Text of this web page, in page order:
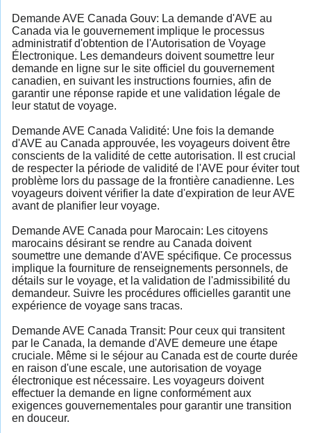
Demande AVE Canada Gouv: La demande d'AVE au
Canada via le gouvernement implique le processus
administratif d'obtention de l'Autorisation de Voyage
Électronique. Les demandeurs doivent soumettre leur
demande en ligne sur le site officiel du gouvernement
canadien, en suivant les instructions fournies, afin de
garantir une réponse rapide et une validation légale de
leur statut de voyage.
Demande AVE Canada Validité: Une fois la demande
d'AVE au Canada approuvée, les voyageurs doivent être
conscients de la validité de cette autorisation. Il est crucial
de respecter la période de validité de l'AVE pour éviter tout
problème lors du passage de la frontière canadienne. Les
voyageurs doivent vérifier la date d'expiration de leur AVE
avant de planifier leur voyage.
Demande AVE Canada pour Marocain: Les citoyens
marocains désirant se rendre au Canada doivent
soumettre une demande d'AVE spécifique. Ce processus
implique la fourniture de renseignements personnels, de
détails sur le voyage, et la validation de l'admissibilité du
demandeur. Suivre les procédures officielles garantit une
expérience de voyage sans tracas.
Demande AVE Canada Transit: Pour ceux qui transitent
par le Canada, la demande d'AVE demeure une étape
cruciale. Même si le séjour au Canada est de courte durée
en raison d'une escale, une autorisation de voyage
électronique est nécessaire. Les voyageurs doivent
effectuer la demande en ligne conformément aux
exigences gouvernementales pour garantir une transition
en douceur.